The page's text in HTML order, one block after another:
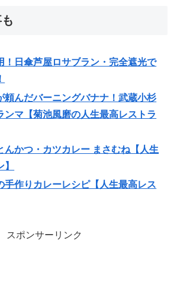
！日傘芦屋ロサブラン・完全遮光で
頼んだバーニングバナナ！武蔵小杉
ンマ【菊池風磨の人生最高レストラ
んかつ・カツカレー まさむね【人生
手作りカレーレシピ【人生最高レス
スポンサーリンク